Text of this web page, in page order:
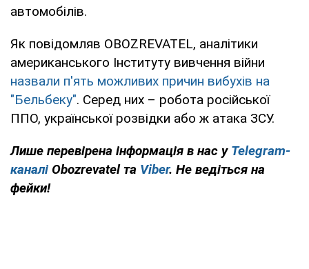
автомобілів.
Як повідомляв OBOZREVATEL, аналітики
американського Інституту вивчення війни
назвали п'ять можливих причин вибухів на
"Бельбеку". Серед них – робота російської
ППО, української розвідки або ж атака ЗСУ.
Лише перевірена інформація в нас у Telegram-
каналі Obozrevatel та Viber. Не ведіться на
фейки!